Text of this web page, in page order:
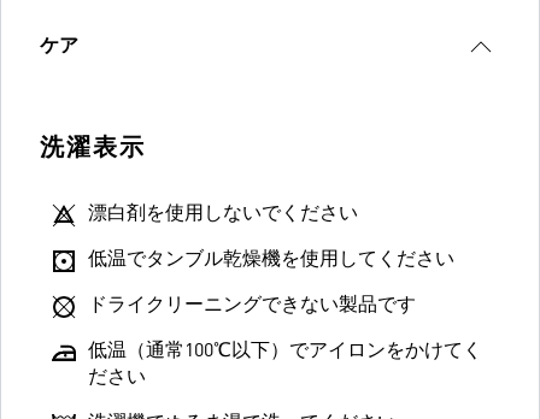
ケア
洗濯表示
漂白剤を使用しないでください
低温でタンブル乾燥機を使用してください
ドライクリーニングできない製品です
低温（通常100℃以下）でアイロンをかけてく
ださい